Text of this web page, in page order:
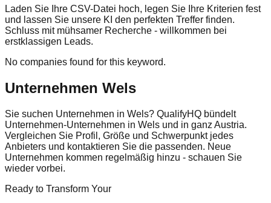
Laden Sie Ihre CSV-Datei hoch, legen Sie Ihre Kriterien fest
und lassen Sie unsere KI den perfekten Treffer finden.
Schluss mit mühsamer Recherche - willkommen bei
erstklassigen Leads.
No companies found for this keyword.
Unternehmen Wels
Sie suchen Unternehmen in Wels? QualifyHQ bündelt
Unternehmen-Unternehmen in Wels und in ganz Austria.
Vergleichen Sie Profil, Größe und Schwerpunkt jedes
Anbieters und kontaktieren Sie die passenden. Neue
Unternehmen kommen regelmäßig hinzu - schauen Sie
wieder vorbei.
Ready to Transform Your